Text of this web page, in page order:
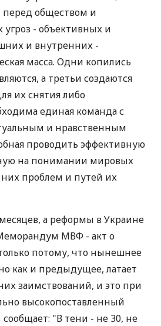
перед обществом и
угроз - объективных и
и внутренних -
масса. Одни копились
а третьи создаются
их снятия либо
единая команда с
и нравственным
проводить эффективную
на понимании мировых
проблем и путей их
а реформы в Украине
МВФ - акт о
потому, что нынешнее
как и предыдущее, латает
заимствований, и это при
высокопоставленный
"В тени - не 30, не